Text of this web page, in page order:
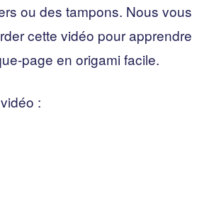
ou des tampons. Nous vous
cette vidéo pour apprendre
page en origami facile.
: